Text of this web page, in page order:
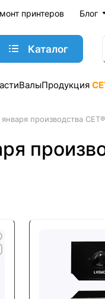
принтеров Блог
Каталог
ВалыПродукция
производства CET®